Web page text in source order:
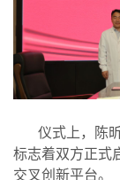
仪式上，陈
标志着双方正式
交叉创新平台。